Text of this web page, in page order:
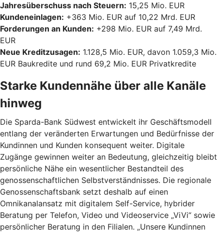
Jahresüberschuss nach Steuern: 15,25 Mio. EUR
Kundeneinlagen: +363 Mio. EUR auf 10,22 Mrd. EUR
Forderungen an Kunden: +298 Mio. EUR auf 7,49 Mrd.
EUR
Neue Kreditzusagen: 1.128,5 Mio. EUR, davon 1.059,3 Mio.
EUR Baukredite und rund 69,2 Mio. EUR Privatkredite
Starke Kundennähe über alle Kanäle
hinweg
Die Sparda-Bank Südwest entwickelt ihr Geschäftsmodell
entlang der veränderten Erwartungen und Bedürfnisse der
Kundinnen und Kunden konsequent weiter. Digitale
Zugänge gewinnen weiter an Bedeutung, gleichzeitig bleibt
persönliche Nähe ein wesentlicher Bestandteil des
genossenschaftlichen Selbstverständnisses. Die regionale
Genossenschaftsbank setzt deshalb auf einen
Omnikanalansatz mit digitalem Self-Service, hybrider
Beratung per Telefon, Video und Videoservice „ViVi“ sowie
persönlicher Beratung in den Filialen. „Unsere Kundinnen